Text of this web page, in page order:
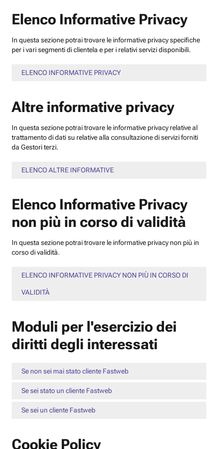
Elenco Informative Privacy
In questa sezione potrai trovare le informative privacy specifiche
per i vari segmenti di clientela e per i relativi servizi disponibili.
ELENCO INFORMATIVE PRIVACY
Altre informative privacy
In questa sezione potrai trovare le informative privacy relative al
trattamento di dati su relative alla consultazione di servizi forniti
da Gestori terzi.
ELENCO ALTRE INFORMATIVE
Elenco Informative Privacy
non più in corso di validità
In questa sezione potrai trovare le informative privacy non più in
corso di validità.
ELENCO INFORMATIVE PRIVACY NON PIÙ IN CORSO DI
VALIDITÀ
Moduli per l'esercizio dei
diritti degli interessati
Se non sei mai stato cliente Fastweb
Se sei stato un cliente Fastweb
Se sei un cliente Fastweb
Cookie Policy